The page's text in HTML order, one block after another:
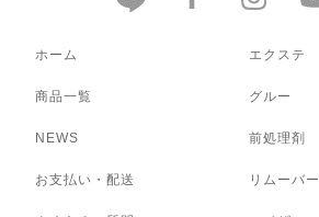
ホーム
商品一覧
NEWS
お支払い・配送
エクステ
グルー
前処理剤
リムーバー